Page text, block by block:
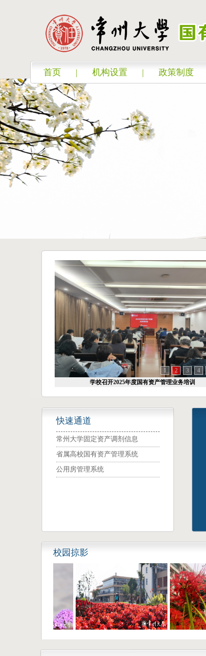
首页 | 机构设置 | 政策制度
1 2 3 4
学校持续推进国有资产清查利用工作
快速通道
常州大学固定资产调剂信息
省属高校国有资产管理系统
公用房管理系统
校园掠影